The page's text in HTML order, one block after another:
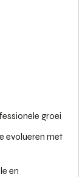
groei
evolueren met
en